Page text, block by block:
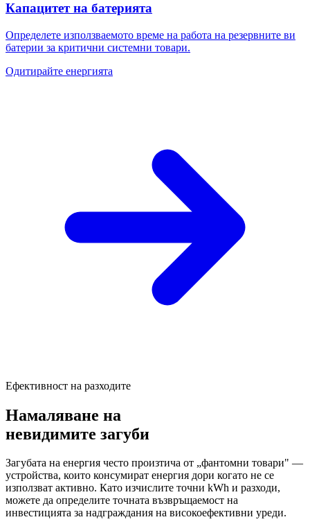
Капацитет на батерията
Определете използваемото време на работа на резервните ви
батерии за критични системни товари.
Одитирайте енергията
Ефективност на разходите
Намаляване на
невидимите загуби
Загубата на енергия често произтича от „фантомни товари" —
устройства, които консумират енергия дори когато не се
използват активно. Като изчислите точни kWh и разходи,
можете да определите точната възвръщаемост на
инвестицията за надграждания на високоефективни уреди.